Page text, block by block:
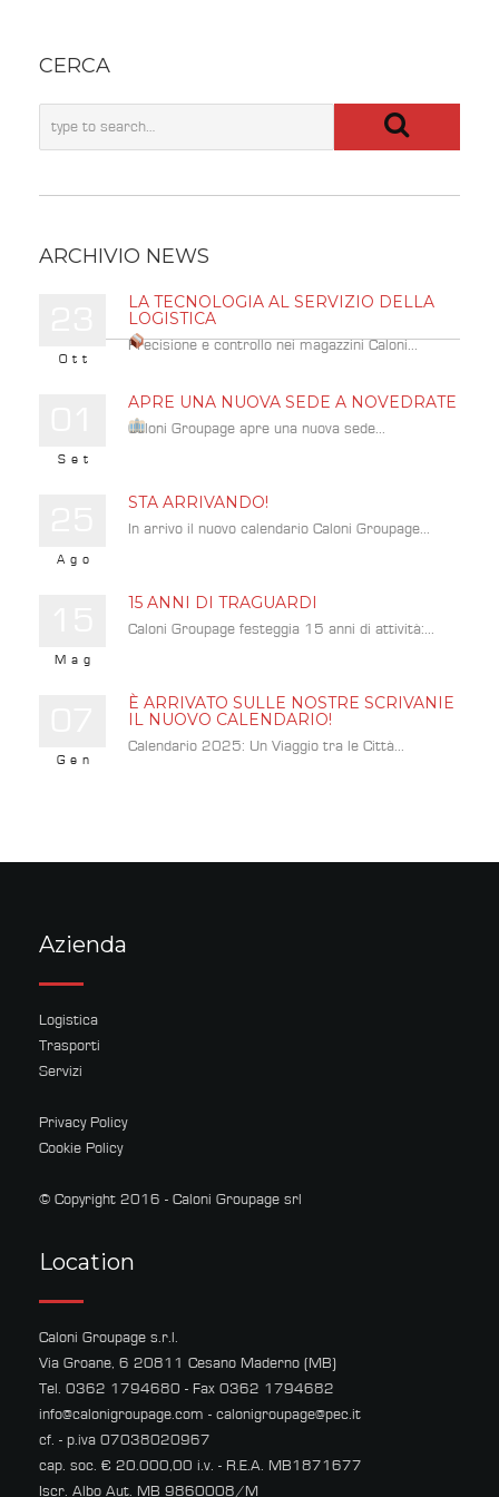
CERCA
ARCHIVIO NEWS
Ott
LA TECNOLOGIA AL SERVIZIO DELLA
LOGISTICA
Precisione e controllo nei magazzini Caloni...
Set
APRE UNA NUOVA SEDE A NOVEDRATE
Caloni Groupage apre una nuova sede...
Ago
STA ARRIVANDO!
In arrivo il nuovo calendario Caloni Groupage...
Mag
15 ANNI DI TRAGUARDI
Caloni Groupage festeggia 15 anni di attività:...
Gen
È ARRIVATO SULLE NOSTRE SCRIVANIE
IL NUOVO CALENDARIO!
Calendario 2025: Un Viaggio tra le Città...
Azienda
Logistica
Trasporti
Servizi
Privacy Policy
Cookie Policy
© Copyright 2016 - Caloni Groupage srl
Location
Caloni Groupage s.r.l.
Via Groane, 6 20811 Cesano Maderno (MB)
Tel. 0362 1794680 - Fax 0362 1794682
info@calonigroupage.com - calonigroupage@pec.it
cf. - p.iva 07038020967
cap. soc. € 20.000,00 i.v. - R.E.A. MB1871677
Iscr. Albo Aut. MB 9860008/M